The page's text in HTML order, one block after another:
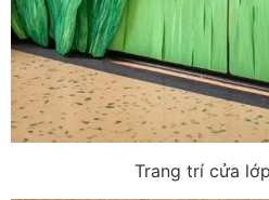
Trang trí cửa